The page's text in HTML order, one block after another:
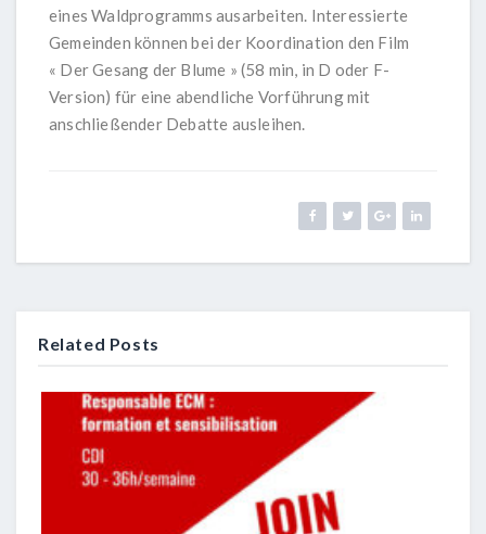
eines Waldprogramms ausarbeiten. Interessierte
Gemeinden können bei der Koordination den Film
« Der Gesang der Blume » (58 min, in D oder F-
Version) für eine abendliche Vorführung mit
anschließender Debatte ausleihen.
Related Posts